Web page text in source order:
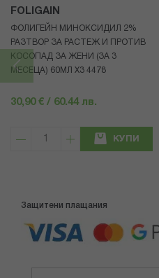
FOLIGAIN
ФОЛИГЕЙН МИНОКСИДИЛ 2%
РАЗТВОР ЗА РАСТЕЖ И ПРОТИВ
КОСОПАД ЗА ЖЕНИ (ЗА 3
МЕСЕЦА) 60МЛ X3 4478
30,90 € / 60.44 лв.
КУПИ
Защитени плащания